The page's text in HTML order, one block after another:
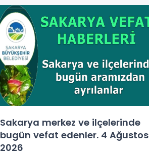
Sakarya merkez ve ilçelerinde
bugün vefat edenler. 4 Ağustos
2026